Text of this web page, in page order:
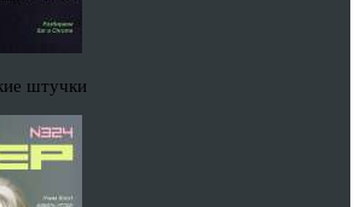
штучки